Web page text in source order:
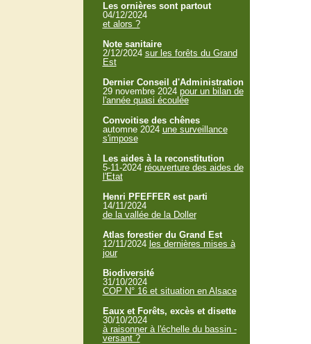
Les ornières sont partout
04/12/2024
et alors ?
Note sanitaire
2/12/2024 sur les forêts du Grand
Est
Dernier Conseil d'Administration
29 novembre 2024 pour un bilan de
l'année quasi écoulée
Convoitise des chênes
automne 2024 une surveillance
s'impose
Les aides à la reconstitution
5-11-2024 réouverture des aides de
l'Etat
Henri PFEFFER est parti
14/11/2024
de la vallée de la Doller
Atlas forestier du Grand Est
12/11/2024 les dernières mises à
jour
Biodiversité
31/10/2024
COP N° 16 et situation en Alsace
Eaux et Forêts, excès et disette
30/10/2024
à raisonner à l'échelle du bassin -
versant ?